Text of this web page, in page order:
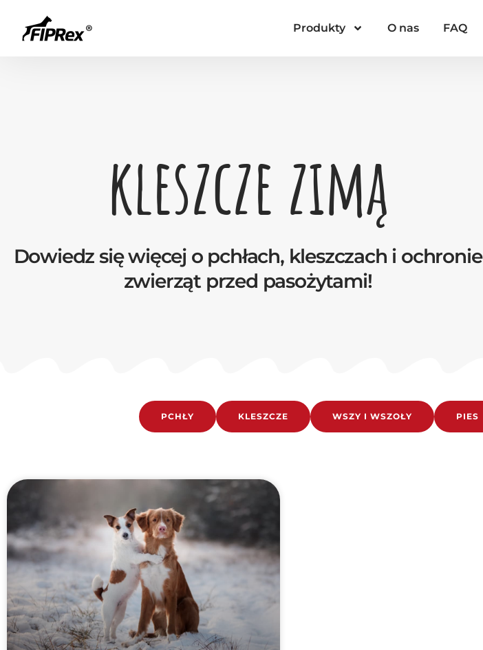
Produkty O nas FAQ
kleszcze zimą
Dowiedz się więcej o pchłach, kleszczach i ochronie
zwierząt przed pasożytami!
PCHŁY KLESZCZE WSZY I WSZOŁY PIES